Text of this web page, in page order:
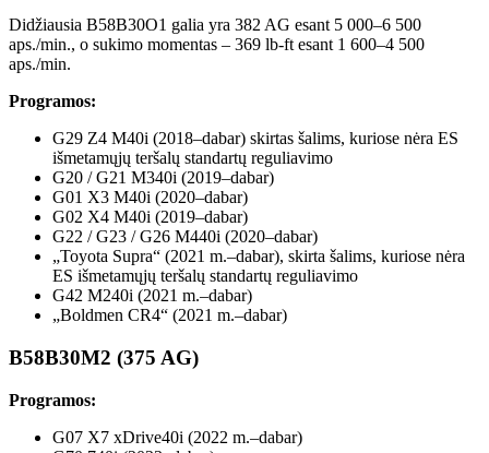
Didžiausia B58B30O1 galia yra 382 AG esant 5 000–6 500
aps./min., o sukimo momentas – 369 lb-ft esant 1 600–4 500
aps./min.
Programos:
G29 Z4 M40i (2018–dabar) skirtas šalims, kuriose nėra ES
išmetamųjų teršalų standartų reguliavimo
G20 / G21 M340i (2019–dabar)
G01 X3 M40i (2020–dabar)
G02 X4 M40i (2019–dabar)
G22 / G23 / G26 M440i (2020–dabar)
„Toyota Supra“ (2021 m.–dabar), skirta šalims, kuriose nėra
ES išmetamųjų teršalų standartų reguliavimo
G42 M240i (2021 m.–dabar)
„Boldmen CR4“ (2021 m.–dabar)
B58B30M2 (375 AG)
Programos:
G07 X7 xDrive40i (2022 m.–dabar)